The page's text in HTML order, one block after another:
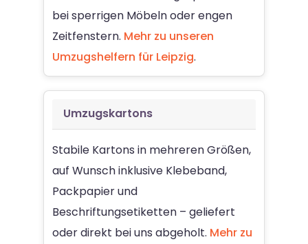
bei sperrigen Möbeln oder engen
Zeitfenstern. Mehr zu unseren
Umzugshelfern für Leipzig.
Umzugskartons
Stabile Kartons in mehreren Größen,
auf Wunsch inklusive Klebeband,
Packpapier und
Beschriftungsetiketten – geliefert
oder direkt bei uns abgeholt. Mehr zu